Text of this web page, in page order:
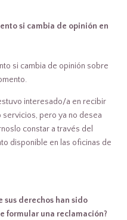
si cambia de opinión en
si cambia de opinión sobre
interesado/a en recibir
pero ya no desea
constar a través del
disponible en las oficinas de
sus derechos han sido
formular una reclamación?